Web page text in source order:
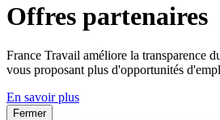
Offres partenaires
France Travail améliore la transparence
vous proposant plus d'opportunités
En savoir plus
Fermer